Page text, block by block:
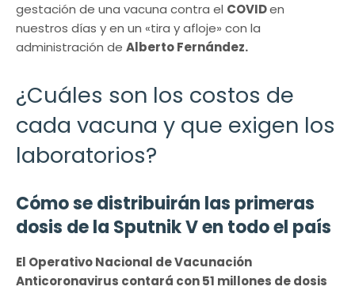
gestación de una vacuna contra el COVIDen
nuestros días y en un «tira y afloje» con la
administración de Alberto Fernández.
¿Cuáles son los costos de
cada vacuna y que exigen los
laboratorios?
Cómo se distribuirán las primeras
dosis de la Sputnik V en todo el país
El Operativo Nacional de Vacunación
Anticoronavirus contará con 51 millones de dosis